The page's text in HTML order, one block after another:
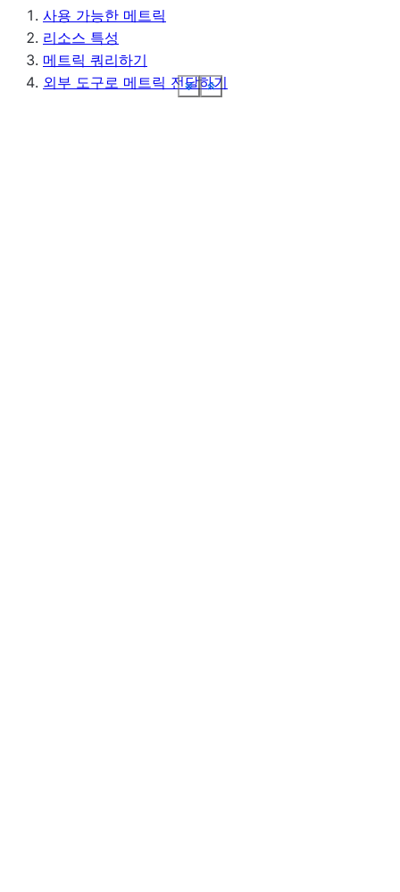
Show less
See moreShow less
See moreShow less
See moreShow less
See moreShow less
See moreShow less
See moreShow less
See moreShow less
See more
사용 가능한 메트릭
리소스 특성
메트릭 쿼리하기
외부 도구로 메트릭 전달하기